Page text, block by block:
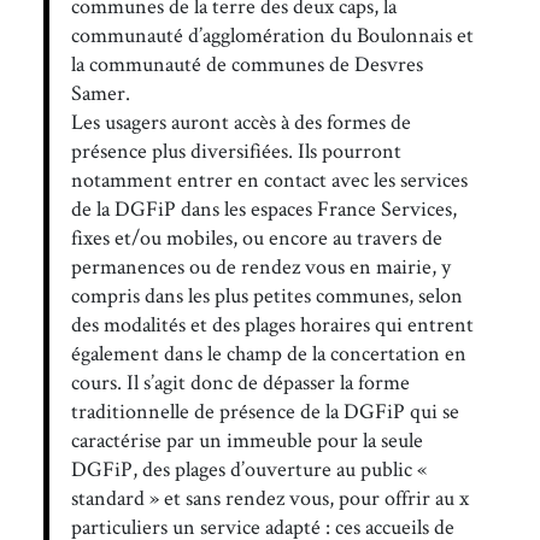
communes de la terre des deux caps, la
communauté d’agglomération du Boulonnais et
la communauté de communes de Desvres
Samer.
Les usagers auront accès à des formes de
présence plus diversifiées. Ils pourront
notamment entrer en contact avec les services
de la DGFiP dans les espaces France Services,
fixes et/ou mobiles, ou encore au travers de
permanences ou de rendez vous en mairie, y
compris dans les plus petites communes, selon
des modalités et des plages horaires qui entrent
également dans le champ de la concertation en
cours. Il s’agit donc de dépasser la forme
traditionnelle de présence de la DGFiP qui se
caractérise par un immeuble pour la seule
DGFiP, des plages d’ouverture au public «
standard » et sans rendez vous, pour offrir au x
particuliers un service adapté : ces accueils de